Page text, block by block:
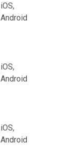
iOS,
Android
iOS,
Android
iOS,
Android